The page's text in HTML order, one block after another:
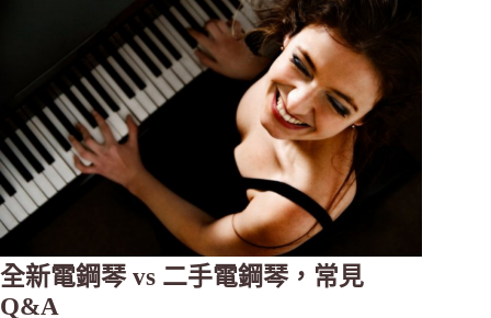
全新電鋼琴 vs 二手電鋼琴，常見
Q&A